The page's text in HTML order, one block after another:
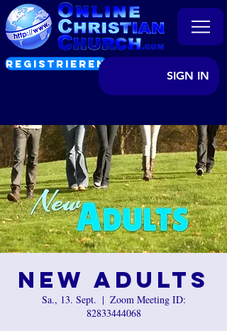
REGISTRIEREN
SIGN IN
New Adults
Sa., 13. Sept.
  |
Zoom Meeting ID:
82833444068